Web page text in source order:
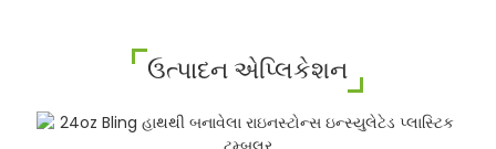
ઉત્પાદન એપ્લિકેશન